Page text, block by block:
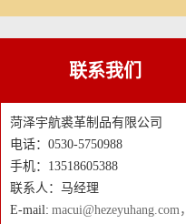
联系我们
菏泽宇航裘革制品有限公司
电话：0530-5750988
手机：13518605388
联系人：马经理
E-mail: macui@hezeyuhang.com，